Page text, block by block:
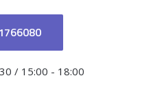
/ 15:00 - 18:00